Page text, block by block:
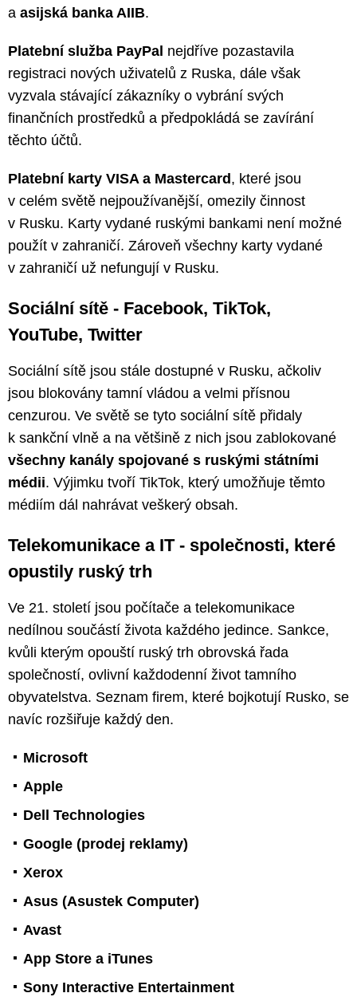
a asijská banka AIIB.
Platební služba PayPal nejdříve pozastavila
registraci nových uživatelů z Ruska, dále však
vyzvala stávající zákazníky o vybrání svých
finančních prostředků a předpokládá se zavírání
těchto účtů.
Platební karty VISA a Mastercard , které jsou
v celém světě nejpoužívanější, omezily činnost
v Rusku. Karty vydané ruskými bankami není možné
použít v zahraničí. Zároveň všechny karty vydané
v zahraničí už nefungují v Rusku.
Sociální sítě - Facebook, TikTok,
YouTube, Twitter
Sociální sítě jsou stále dostupné v Rusku, ačkoliv
jsou blokovány tamní vládou a velmi přísnou
cenzurou. Ve světě se tyto sociální sítě přidaly
k sankční vlně a na většině z nich jsou zablokované
všechny kanály spojované s ruskými státními
médii. Výjimku tvoří TikTok, který umožňuje těmto
médiím dál nahrávat veškerý obsah.
Telekomunikace a IT - společnosti, které
opustily ruský trh
Ve 21. století jsou počítače a telekomunikace
nedílnou součástí života každého jedince. Sankce,
kvůli kterým opouští ruský trh obrovská řada
společností, ovlivní každodenní život tamního
obyvatelstva. Seznam firem, které bojkotují Rusko, se
navíc rozšiřuje každý den.
Microsoft
Apple
Dell Technologies
Google (prodej reklamy)
Xerox
Asus (Asustek Computer)
Avast
App Store a iTunes
Sony Interactive Entertainment